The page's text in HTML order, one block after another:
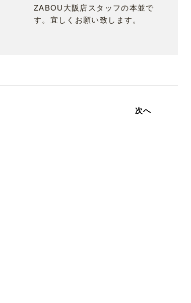
ZABOU大阪店スタッフの本並で
す。宜しくお願い致します。
次へ